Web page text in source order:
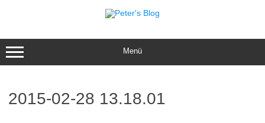
Menü
2015-02-28 13.18.01